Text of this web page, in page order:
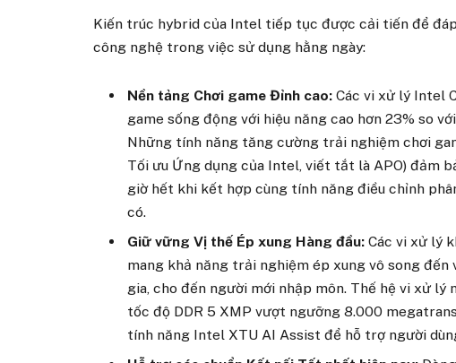
Kiến trúc hybrid của Intel tiếp tục được cải tiến để
công nghệ trong việc sử dụng hằng ngày:
Nền tảng Chơi game Đỉnh cao:Các vi xử lý Intel
game sống động với hiệu năng cao hơn 23% so
Những tính năng tăng cường trải nghiệm chơi
Tối ưu Ứng dụng của Intel, viết tắt là APO) đảm
giờ hết khi kết hợp cùng tính năng điều chỉnh
có.
Giữ vững Vị thế Ép xung Hàng đầu:Các vi xử lý
mang khả năng trải nghiệm ép xung vô song
gia, cho đến người mới nhập môn. Thế hệ vi xử
tốc độ DDR 5 XMP vượt ngưỡng 8.000
tính năng Intel XTU AI Assist để hỗ trợ người